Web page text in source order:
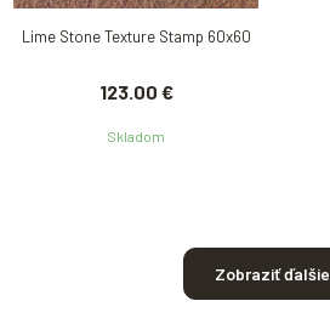
Lime Stone Texture Stamp 60x60
123.00 €
Skladom
Zobraziť ďalšie